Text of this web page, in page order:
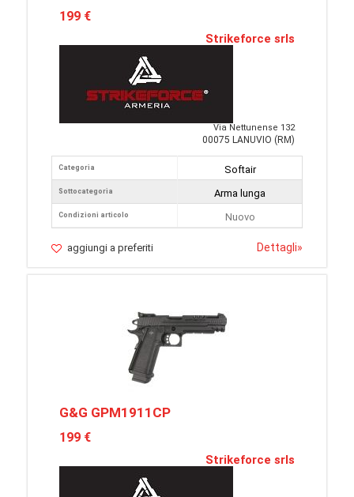
199 €
Strikeforce srls
Via Nettunense 132
00075 LANUVIO (RM)
Categoria
Sottocategoria
Condizioni articolo
Softair
Arma lunga
Nuovo
aggiungi a preferiti Dettagli»
G&G GPM1911CP
199 €
Strikeforce srls